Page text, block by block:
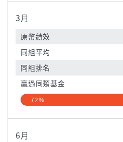
3月
原幣績效
同組平均
同組排名
贏過同類基金
72%
6月